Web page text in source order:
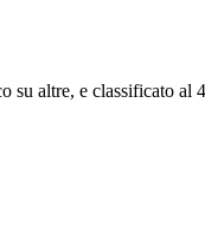
su altre, e classificato